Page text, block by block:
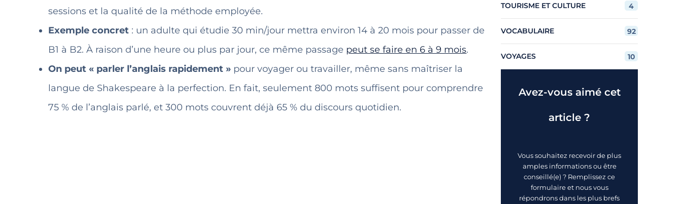
sessions et la qualité de la méthode employée.
Exemple concret : un adulte qui étudie 30 min/jour mettra environ 14 à 20 mois pour passer de
B1 à B2. À raison d’une heure ou plus par jour, ce même passage peut se faire en 6 à 9 mois.
On peut « parler l’anglais rapidement » pour voyager ou travailler, même sans maîtriser la
langue de Shakespeare à la perfection. En fait, seulement 800 mots suffisent pour comprendre
75 % de l’anglais parlé, et 300 mots couvrent déjà 65 % du discours quotidien.
TOURISME ET CULTURE 4
VOCABULAIRE 92
VOYAGES 10
Avez-vous aimé cet
article ?
Vous souhaitez recevoir de plus
amples informations ou être
conseillé(e) ? Remplissez ce
formulaire et nous vous
répondrons dans les plus brefs